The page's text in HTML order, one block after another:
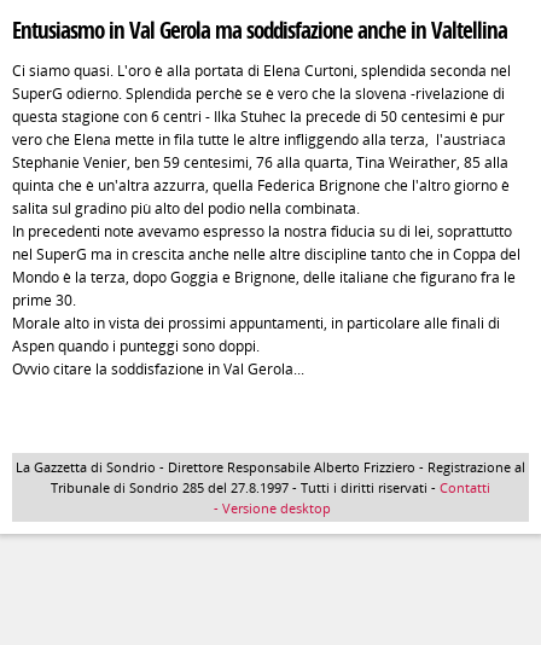
Entusiasmo in Val Gerola ma soddisfazione anche in Valtellina
Ci siamo quasi. L'oro è alla portata di Elena Curtoni, splendida seconda nel
SuperG odierno. Splendida perchè se è vero che la slovena -rivelazione di
questa stagione con 6 centri - Ilka Stuhec la precede di 50 centesimi è pur
vero che Elena mette in fila tutte le altre infliggendo alla terza, l'austriaca
Stephanie Venier, ben 59 centesimi, 76 alla quarta, Tina Weirather, 85 alla
quinta che è un'altra azzurra, quella Federica Brignone che l'altro giorno è
salita sul gradino più alto del podio nella combinata.
In precedenti note avevamo espresso la nostra fiducia su di lei, soprattutto
nel SuperG ma in crescita anche nelle altre discipline tanto che in Coppa del
Mondo è la terza, dopo Goggia e Brignone, delle italiane che figurano fra le
prime 30.
Morale alto in vista dei prossimi appuntamenti, in particolare alle finali di
Aspen quando i punteggi sono doppi.
Ovvio citare la soddisfazione in Val Gerola...
La Gazzetta di Sondrio - Direttore Responsabile Alberto Frizziero - Registrazione al
Tribunale di Sondrio 285 del 27.8.1997 - Tutti i diritti riservati - Contatti
- Versione desktop